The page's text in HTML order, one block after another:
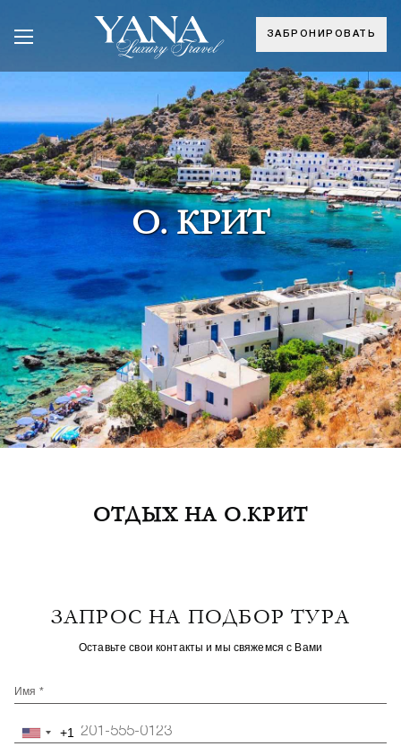
ЗАБРОНИРОВАТЬ
О. КРИТ
ОТДЫХ НА О.КРИТ
ЗАПРОС НА ПОДБОР ТУРА
Оставьте свои контакты и мы свяжемся с Вами
Имя *
United+1